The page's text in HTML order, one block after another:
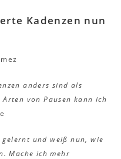
Kadenzen nun
anders sind als
von Pausen kann ich
gelernt und weiß nun, wie
Mache ich mehr